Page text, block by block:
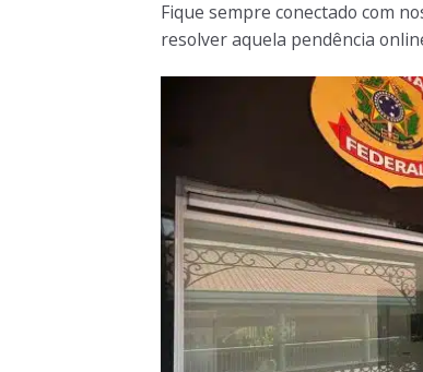
Fique sempre conectado com
resolver aquela pendência